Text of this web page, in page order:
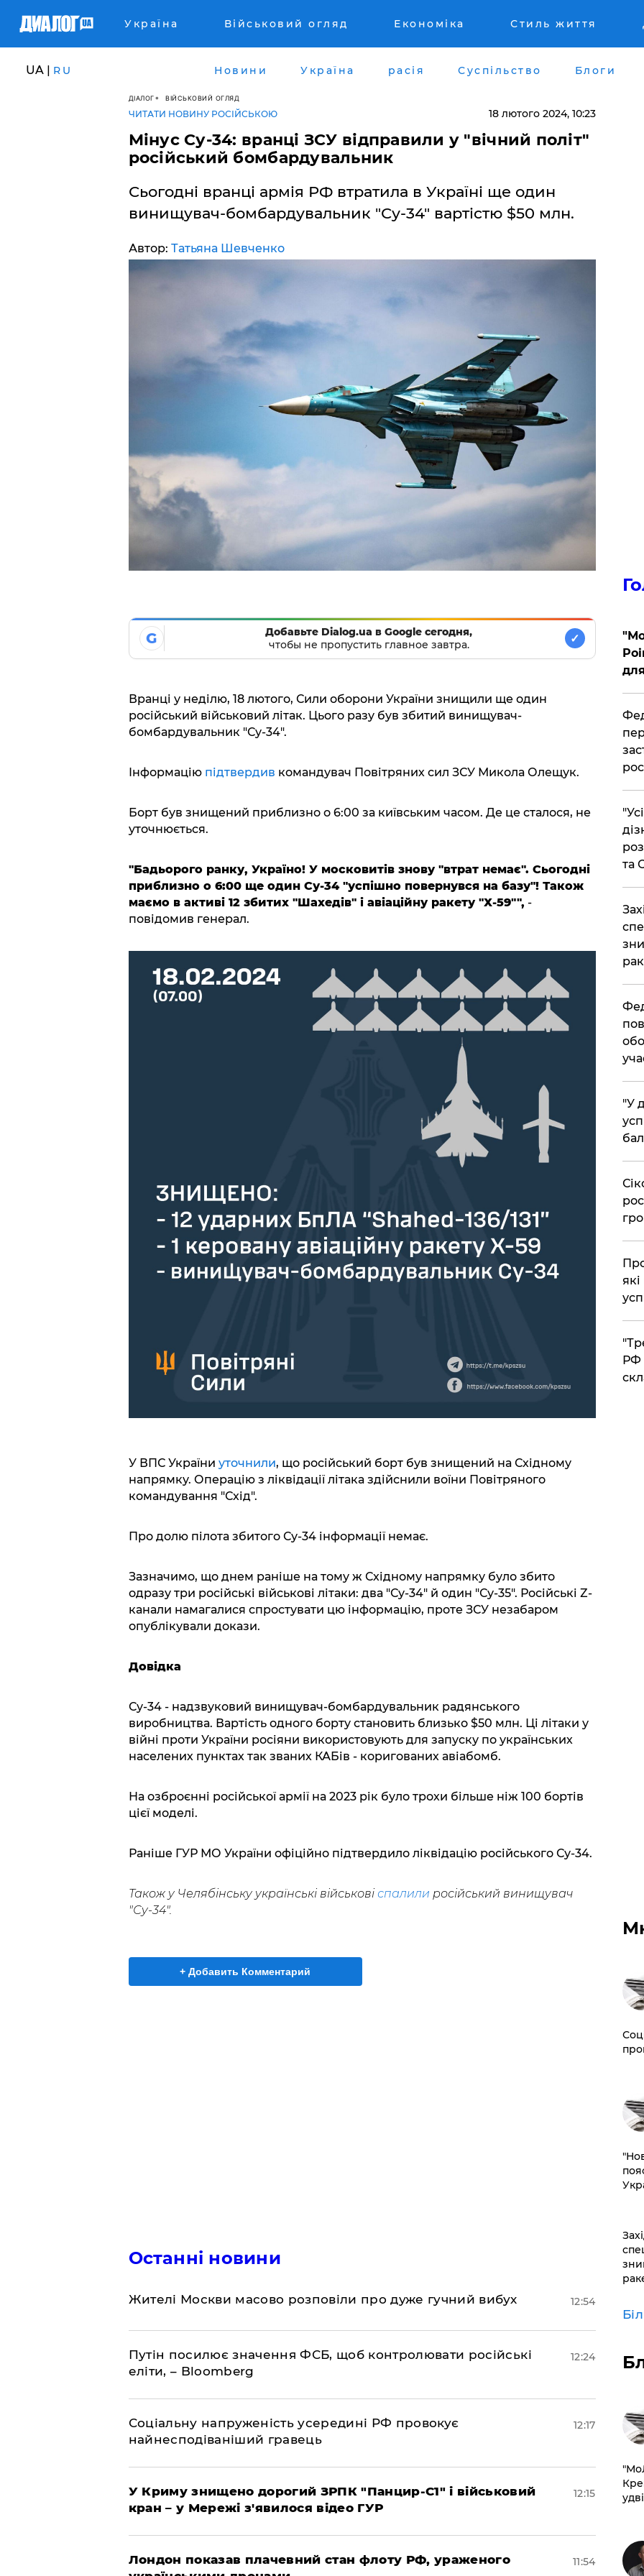
Україна Військовий огляд Економіка Стиль життя
UA | RU Новини Україна расія Суспільство Блоги
ДІАЛОГ ВІЙСЬКОВИЙ ОГЛЯД
ЧИТАТИ НОВИНУ РОСІЙСЬКОЮ 18 лютого 2024, 10:23
Мінус Су-34: вранці ЗСУ відправили у "вічний політ"
російський бомбардувальник
Сьогодні вранці армія РФ втратила в Україні ще один
винищувач-бомбардувальник "Су-34" вартістю $50 млн.
Автор: Татьяна Шевченко
G
Добавьте Dialog.ua в Google сегодня,
чтобы не пропустить главное завтра.
✓
Вранці у неділю, 18 лютого, Сили оборони України знищили ще один
російський військовий літак. Цього разу був збитий винищувач-
бомбардувальник "Су-34".
Інформаціюпідтвердив командувач Повітряних сил ЗСУ Микола Олещук.
Борт був знищений приблизно о 6:00 за київським часом. Де це сталося, не
уточнюється.
"Бадьорого ранку, Україно! У московитів знову "втрат немає". Сьогодні
приблизно о 6:00 ще один Су-34 "успішно повернувся на базу"! Також
маємо в активі 12 збитих "Шахедів" і авіаційну ракету "Х-59"", -
повідомив генерал.
У ВПС України уточнили, що російський борт був знищений на Східному
напрямку. Операцію з ліквідації літака здійснили воїни Повітряного
командування "Схід".
Про долю пілота збитого Су-34 інформації немає.
Зазначимо, що днем раніше на тому ж Східному напрямку було збито
одразу три російські військові літаки: два "Су-34" й один "Су-35". Російські Z-
канали намагалися спростувати цю інформацію, проте ЗСУ незабаром
опублікували докази.
Довідка
Су-34 - надзвуковий винищувач-бомбардувальник радянського
виробництва. Вартість одного борту становить близько $50 млн. Ці літаки у
війні проти України росіяни використовують для запуску по українських
населених пунктах так званих КАБів - коригованих авіабомб.
На озброєнні російської армії на 2023 рік було трохи більше ніж 100 бортів
цієї моделі.
Раніше ГУР МО України офіційно підтвердило ліквідацію російського Су-34.
Також у Челябінську українські військові спалили російський винищувач
"Су-34".
+ Добавить Комментарий
Останні новини
Жителі Москви масово розповіли про дуже гучний вибух 12:54
Путін посилює значення ФСБ, щоб контролювати російські
еліти, – Bloomberg
12:24
Соціальну напруженість усередині РФ провокує
найнесподіваніший гравець
12:17
У Криму знищено дорогий ЗРПК "Панцир-С1" і військовий
кран – у Мережі з'явилося відео ГУР
12:15
Лондон показав плачевний стан флоту РФ, ураженого
11:54
та
​"У
РФ